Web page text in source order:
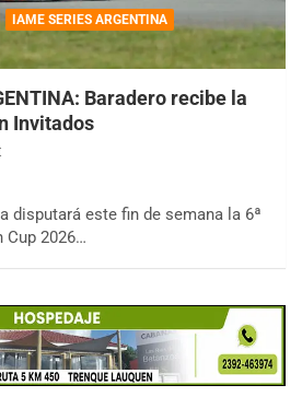
IAME SERIES ARGENTINA
Baradero recibe la
Invitados
disputará este fin de semana la 6ª
Cup 2026…